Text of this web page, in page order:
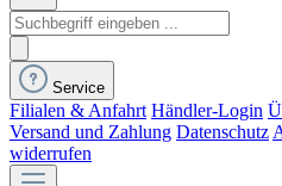
Service
Filialen & Anfahrt Händler-Login
Versand und Zahlung Datenschutz
widerrufen